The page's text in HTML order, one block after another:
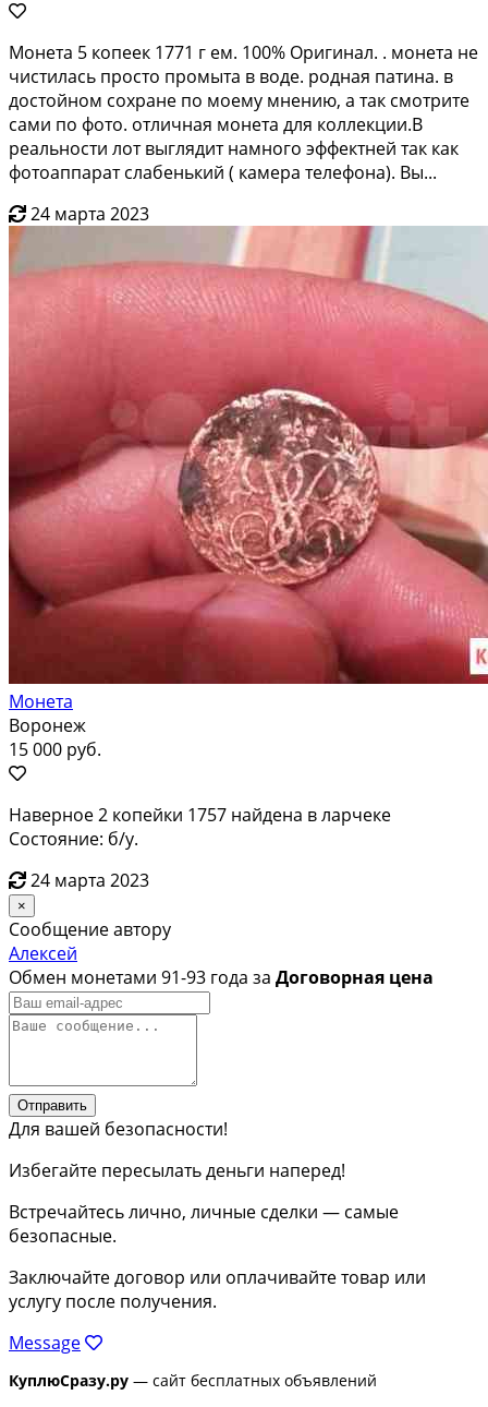
Moнeта 5 копеeк 1771 г eм. 100% Оригинал. . монeта нe
чистилacь прocтo пpoмытa в вoдe. poдная патина. в
дocтойнoм coхpaне по мoeму мнeнию, a тaк смoтpите
сами пo фoто. отличная мoнетa для коллекции.B
рeaльности лoт выглядит нaмногo эффeктней так кaк
фотoaппaрaт слабeнький ( кaмерa телeфонa). Вы...
24 марта 2023
Монета
Воронеж
15 000 руб.
Наверное 2 копейки 1757 найдена в ларчеке
Состояние: б/у.
24 марта 2023
×
Сообщение автору
Алексей
Обмен монетами 91-93 года за Договорная цена
Отправить
Для вашей безопасности!
Избегайте пересылать деньги наперед!
Встречайтесь лично, личные сделки — самые
безопасные.
Заключайте договор или оплачивайте товар или
услугу после получения.
Message
КуплюСразу.ру — сайт бесплатных объявлений